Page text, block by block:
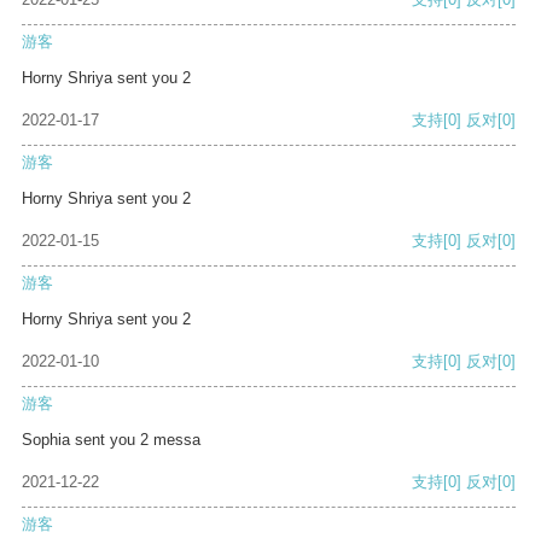
游客
Horny Shriya sent you 2
2022-01-17 支持[0] 反对[0]
游客
Horny Shriya sent you 2
2022-01-15 支持[0] 反对[0]
游客
Horny Shriya sent you 2
2022-01-10 支持[0] 反对[0]
游客
Sophia sent you 2 messa
2021-12-22 支持[0] 反对[0]
游客